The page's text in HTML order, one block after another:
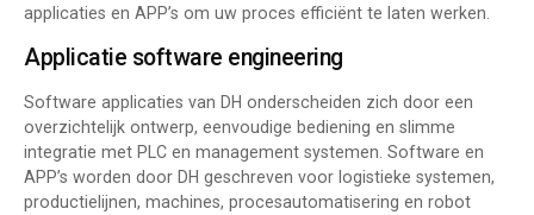
applicaties en APP’s om uw proces efficiënt te laten werken.
Applicatie software engineering
Software applicaties van DH onderscheiden zich door een
overzichtelijk ontwerp, eenvoudige bediening en slimme
integratie met PLC en management systemen. Software en
APP’s worden door DH geschreven voor logistieke systemen,
productielijnen, machines, procesautomatisering en robot